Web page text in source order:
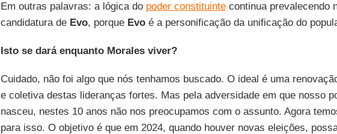
Em outras palavras: a lógica do poder constituintecontinua prevalecendo
candidatura de Evo, porque Evoé a personificação da unificação do
Isto se dará enquanto Morales viver?
Cuidado, não foi algo que nós tenhamos buscado. O ideal é uma
e coletiva destas lideranças fortes. Mas pela adversidade em que nosso
nasceu, nestes 10 anos não nos preocupamos com o assunto. Agora
para isso. O objetivo é que em 2024, quando houver novas eleições,